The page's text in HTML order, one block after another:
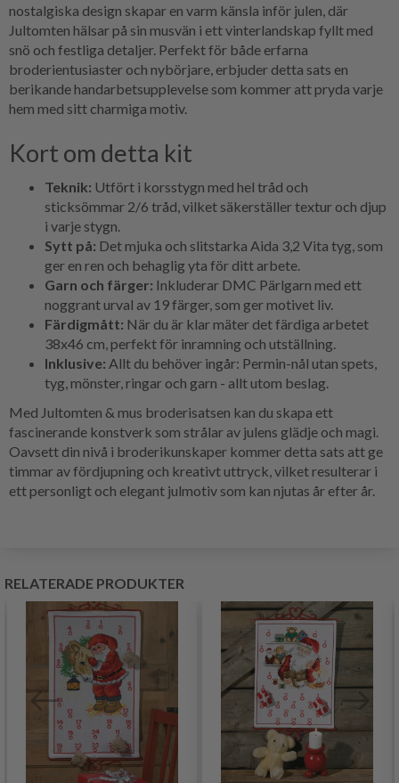
nostalgiska design skapar en varm känsla inför julen, där
Jultomten hälsar på sin musvän i ett vinterlandskap fyllt med
snö och festliga detaljer. Perfekt för både erfarna
broderientusiaster och nybörjare, erbjuder detta sats en
berikande handarbetsupplevelse som kommer att pryda varje
hem med sitt charmiga motiv.
Kort om detta kit
Teknik: Utfört i korsstygn med hel tråd och
sticksömmar 2/6 tråd, vilket säkerställer textur och djup
i varje stygn.
Sytt på: Det mjuka och slitstarka Aida 3,2 Vita tyg, som
ger en ren och behaglig yta för ditt arbete.
Garn och färger: Inkluderar DMC Pärlgarn med ett
noggrant urval av 19 färger, som ger motivet liv.
Färdigmått: När du är klar mäter det färdiga arbetet
38x46 cm, perfekt för inramning och utställning.
Inklusive: Allt du behöver ingår: Permin-nål utan spets,
tyg, mönster, ringar och garn - allt utom beslag.
Med Jultomten & mus broderisatsen kan du skapa ett
fascinerande konstverk som strålar av julens glädje och magi.
Oavsett din nivå i broderikunskaper kommer detta sats att ge
timmar av fördjupning och kreativt uttryck, vilket resulterar i
ett personligt och elegant julmotiv som kan njutas år efter år.
RELATERADE PRODUKTER